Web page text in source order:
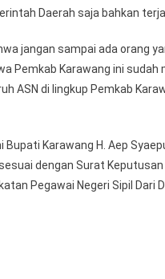
Daerah saja bahkan
jangan sampai ada orang
Pemkab Karawang ini
ASN di lingkup Pemkab
Bupati Karawang H. Aep
dengan Surat
Pegawai Negeri Sipil